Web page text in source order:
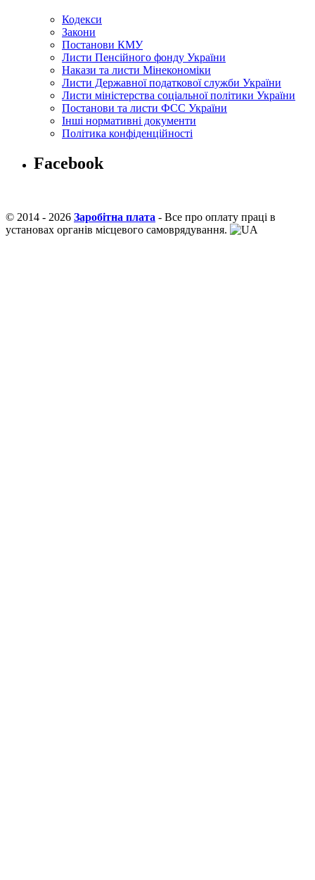
Кодекси
Закони
Постанови КМУ
Листи Пенсійного фонду України
Накази та листи Мінекономіки
Листи Державної податкової служби України
Листи міністерства соціальної політики України
Постанови та листи ФСС України
Інші нормативні документи
Політика конфіденційності
Facebook
© 2014 - 2026 Заробітна плата - Все про оплату праці в
установах органів місцевого самоврядування.